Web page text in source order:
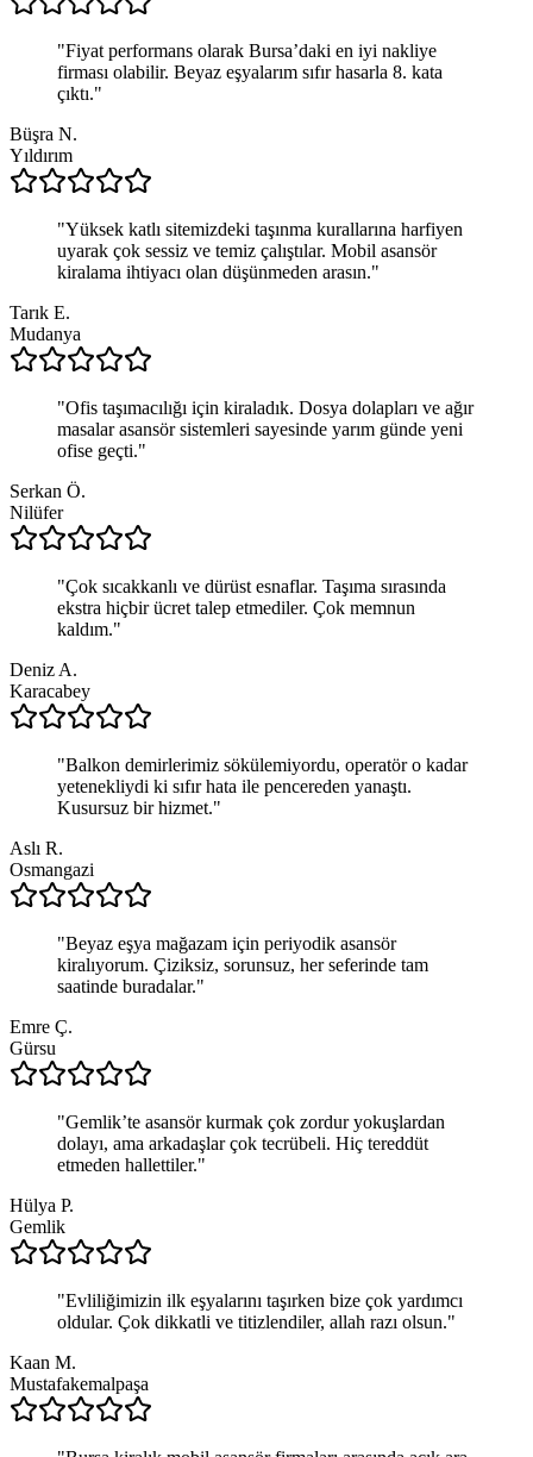
"Fiyat performans olarak Bursa’daki en iyi nakliye
firması olabilir. Beyaz eşyalarım sıfır hasarla 8. kata
çıktı."
Büşra N.
Yıldırım
"Yüksek katlı sitemizdeki taşınma kurallarına harfiyen
uyarak çok sessiz ve temiz çalıştılar. Mobil asansör
kiralama ihtiyacı olan düşünmeden arasın."
Tarık E.
Mudanya
"Ofis taşımacılığı için kiraladık. Dosya dolapları ve ağır
masalar asansör sistemleri sayesinde yarım günde yeni
ofise geçti."
Serkan Ö.
Nilüfer
"Çok sıcakkanlı ve dürüst esnaflar. Taşıma sırasında
ekstra hiçbir ücret talep etmediler. Çok memnun
kaldım."
Deniz A.
Karacabey
"Balkon demirlerimiz sökülemiyordu, operatör o kadar
yetenekliydi ki sıfır hata ile pencereden yanaştı.
Kusursuz bir hizmet."
Aslı R.
Osmangazi
"Beyaz eşya mağazam için periyodik asansör
kiralıyorum. Çiziksiz, sorunsuz, her seferinde tam
saatinde buradalar."
Emre Ç.
Gürsu
"Gemlik’te asansör kurmak çok zordur yokuşlardan
dolayı, ama arkadaşlar çok tecrübeli. Hiç tereddüt
etmeden hallettiler."
Hülya P.
Gemlik
"Evliliğimizin ilk eşyalarını taşırken bize çok yardımcı
oldular. Çok dikkatli ve titizlendiler, allah razı olsun."
Kaan M.
Mustafakemalpaşa